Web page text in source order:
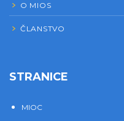
O MIOS
ČLANSTVO
STRANICE
MIOC